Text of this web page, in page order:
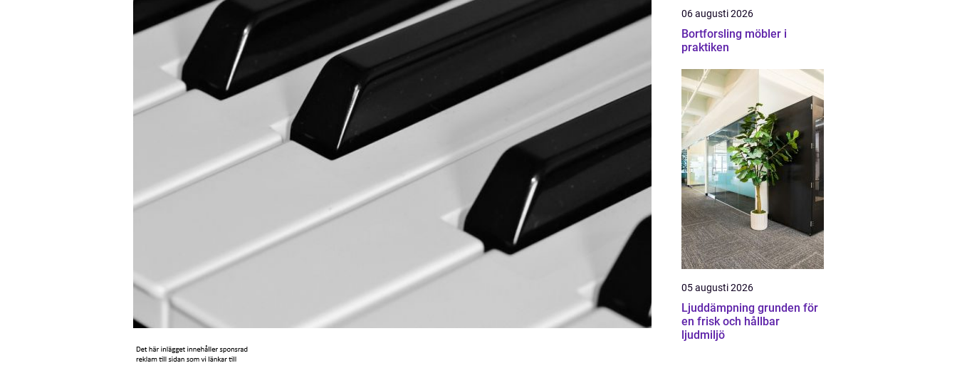
06 augusti 2026
Bortforsling möbler i
praktiken
05 augusti 2026
Ljuddämpning grunden för
en frisk och hållbar
ljudmiljö